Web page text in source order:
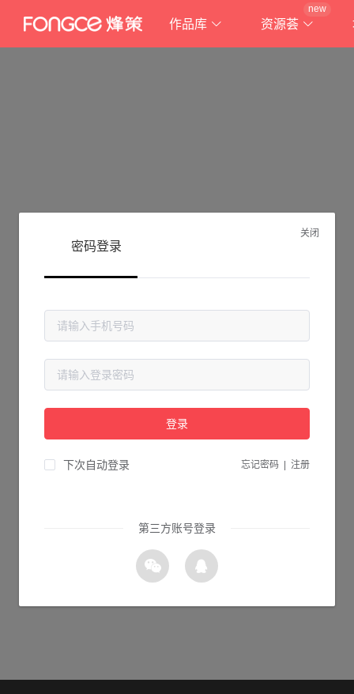
作品库 资源荟
new
抱歉!
请检查您输入的网址是否正确，或点击下面的按钮返回首页。
关闭
密码登录
登录
下次自动登录 忘记密码 注册
第三方账号登录